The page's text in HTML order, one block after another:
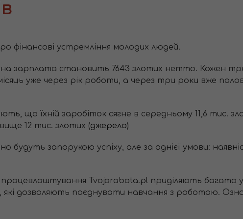
фінансові устремління молодих людей.
зарплата становить 7643 злотих нетто. Кожен
уже через рік роботи, а через три роки вже
що їхній заробіток сягне в середньому 11,6 тис.
12 тис. злотих (джерело)
будуть запорукою успіху, але за однієї умови:
з працевлаштування Tvojarabota.pl приділяють багато
які дозволяють поєднувати навчання з роботою.